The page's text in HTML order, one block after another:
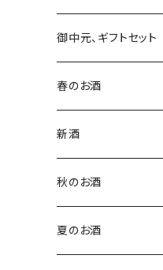
御中元、ギフトセット
春のお酒
新酒
秋のお酒
夏のお酒